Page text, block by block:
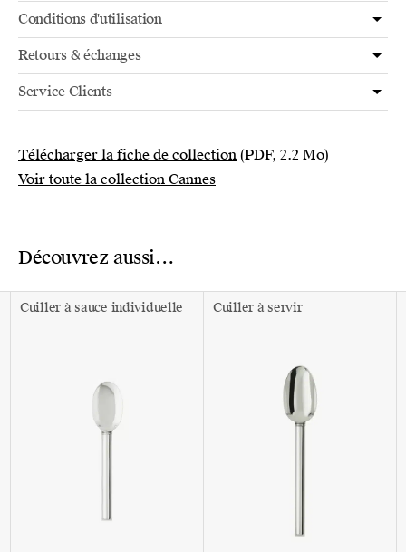
Conditions d'utilisation
Retours & échanges
Service Clients
Télécharger la fiche de collection (PDF, 2.2 Mo)
Voir toute la collection Cannes
Découvrez aussi…
Cuiller à sauce individuelle Cuiller à servir